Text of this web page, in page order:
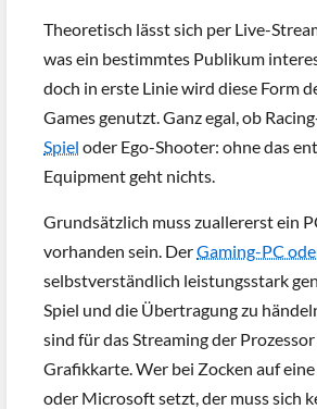
Theoretisch lässt sich per Live-
was ein bestimmtes Publikum
doch in erste Linie wird diese Form
Games genutzt. Ganz egal, ob
Spiel oder Ego-Shooter: ohne das
Equipment geht nichts.
Grundsätzlich muss zuallererst ein
vorhanden sein. DerGaming-PC
selbstverständlich leistungsstark
Spiel und die Übertragung zu
sind für das Streaming der
Grafikkarte. Wer bei Zocken auf
oder Microsoft setzt, der muss sich